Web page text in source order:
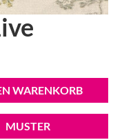
WARENKORB
MUSTER